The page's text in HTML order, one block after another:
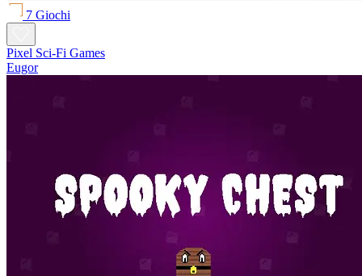
7 Giochi
Pixel Sci-Fi Games
Eugor